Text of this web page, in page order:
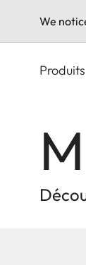
We
Produits